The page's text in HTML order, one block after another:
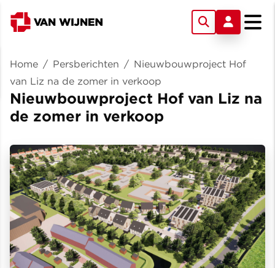
Home / Persberichten / Nieuwbouwproject Hof
van Liz na de zomer in verkoop
Nieuwbouwproject Hof van Liz na
de zomer in verkoop